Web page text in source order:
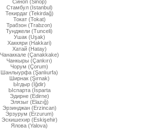
Синоп (Sinop)
Стамбул (Istanbul)
Текирдаг (Tekirdağ)
Токат (Tokat)
Трабзон (Trabzon)
Тунджели (Tunceli)
Ушак (Uşak)
Хаккяри (Hakkari)
Хатай (Hatay)
Чанаккале (Çanakkake)
Чанкыры (Çankırı)
Чорум (Çorum)
Шанлыурфа (Şanlıurfa)
Ширнак (Şırnak)
Ыгдыр (Iğdir)
Ыспарта (İsparta
Эдирне (Edirne)
Элязыг (Elazığ)
Эрзинджан (Erzincan)
Эрзурум (Erzurum)
Эскишехир (Eskişehir)
Ялова (Yalova)